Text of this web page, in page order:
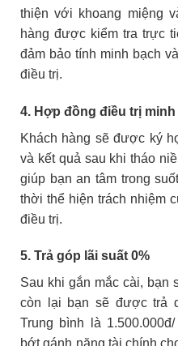
thiện với khoang miệng
hàng được kiểm tra trực
đảm bảo tính minh bạch
điều trị.
4. Hợp đồng điều trị
Khách hàng sẽ được ký
và kết quả sau khi tháo
giúp bạn an tâm trong
thời thể hiện trách nhiệm
điều trị.
5. Trả góp lãi suất 0%
Sau khi gắn mắc cài, bạn
còn lại bạn sẽ được trả
Trung bình là